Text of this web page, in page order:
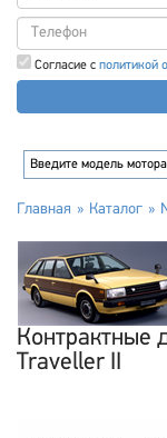
Согласие с политикой
Главная Каталог
Контрактные
Traveller II